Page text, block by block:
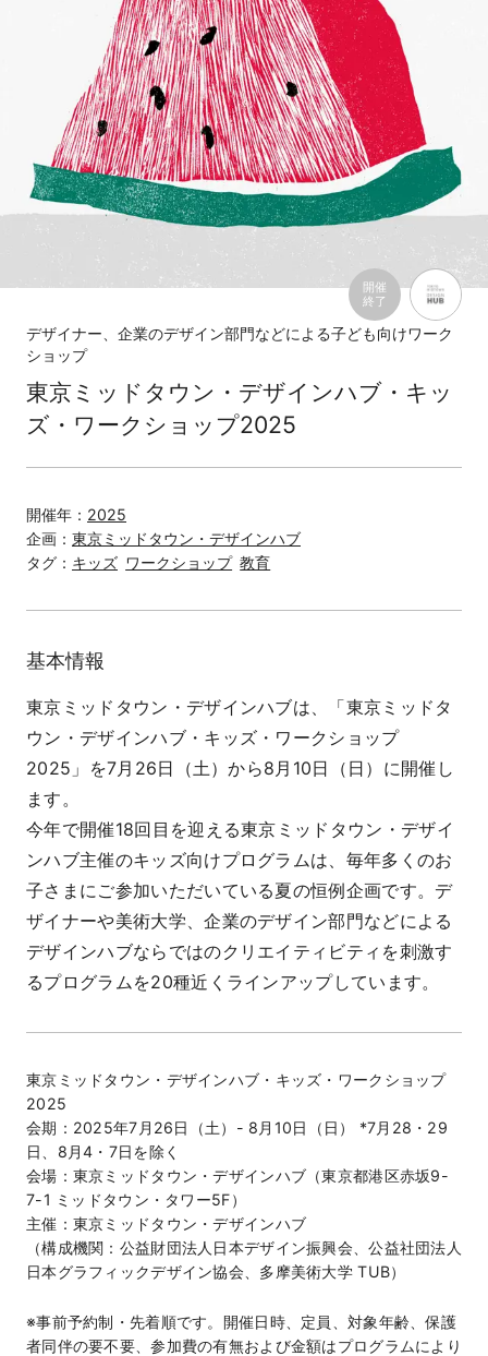
開催
終了
デザイナー、企業のデザイン部門などによる子ども向けワーク
ショップ
東京ミッドタウン・デザインハブ・キッ
ズ・ワークショップ2025
開催年： 2025
企画： 東京ミッドタウン・デザインハブ
タグ： キッズ ワークショップ 教育
基本情報
東京ミッドタウン・デザインハブは、「東京ミッドタ
ウン・デザインハブ・キッズ・ワークショップ
2025」を7月26日（土）から8月10日（日）に開催し
ます。
今年で開催18回目を迎える東京ミッドタウン・デザイ
ンハブ主催のキッズ向けプログラムは、毎年多くのお
子さまにご参加いただいている夏の恒例企画です。デ
ザイナーや美術大学、企業のデザイン部門などによる
デザインハブならではのクリエイティビティを刺激す
るプログラムを20種近くラインアップしています。
東京ミッドタウン・デザインハブ・キッズ・ワークショップ
2025
会期：2025年7月26日（土）- 8月10日（日） *7月28・29
日、8月4・7日を除く
会場：東京ミッドタウン・デザインハブ（東京都港区赤坂9-
7-1 ミッドタウン・タワー5F）
主催：東京ミッドタウン・デザインハブ
（構成機関：公益財団法人日本デザイン振興会、公益社団法人
日本グラフィックデザイン協会、多摩美術大学 TUB）
※事前予約制・先着順です。開催日時、定員、対象年齢、保護
者同伴の要不要、参加費の有無および金額はプログラムにより